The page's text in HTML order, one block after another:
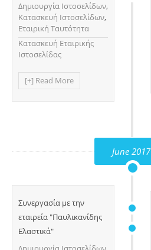
Δημιουργία Ιστοσελίδων,
Κατασκευή Ιστοσελίδων,
Εταιρική Ταυτότητα
Κατασκευή Εταιρικής
Ιστοσελίδας
[+] Read More
June 2017
Συνεργασία με την
εταιρεία "Παυλικανίδης
Ελαστικά"